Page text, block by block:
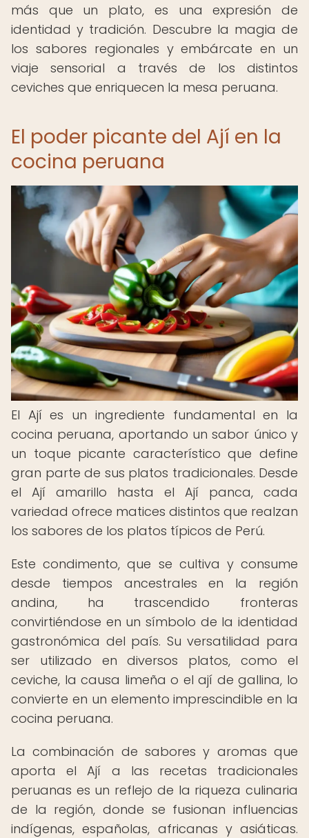
más que un plato, es una expresión de
identidad y tradición. Descubre la magia de
los sabores regionales y embárcate en un
viaje sensorial a través de los distintos
ceviches que enriquecen la mesa peruana.
El poder picante del Ají en la
cocina peruana
El Ají es un ingrediente fundamental en la
cocina peruana, aportando un sabor único y
un toque picante característico que define
gran parte de sus platos tradicionales. Desde
el Ají amarillo hasta el Ají panca, cada
variedad ofrece matices distintos que realzan
los sabores de los platos típicos de Perú.
Este condimento, que se cultiva y consume
desde tiempos ancestrales en la región
andina, ha trascendido fronteras
convirtiéndose en un símbolo de la identidad
gastronómica del país. Su versatilidad para
ser utilizado en diversos platos, como el
ceviche, la causa limeña o el ají de gallina, lo
convierte en un elemento imprescindible en la
cocina peruana.
La combinación de sabores y aromas que
aporta el Ají a las recetas tradicionales
peruanas es un reflejo de la riqueza culinaria
de la región, donde se fusionan influencias
indígenas, españolas, africanas y asiáticas.